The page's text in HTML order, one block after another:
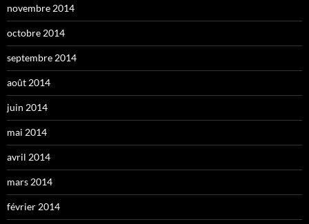
novembre 2014
octobre 2014
septembre 2014
août 2014
juin 2014
mai 2014
avril 2014
mars 2014
février 2014